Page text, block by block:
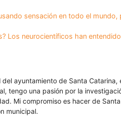
sensación en todo el mundo,
Los neurocientíficos han
ayuntamiento de Santa Catarina,
tengo una pasión por la
Mi compromiso es hacer de
municipal.